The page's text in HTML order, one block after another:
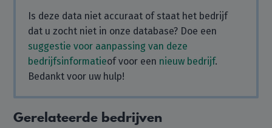
Is deze data niet accuraat of staat het bedrijf
dat u zocht niet in onze database? Doe een
suggestie voor aanpassing van deze
bedrijfsinformatieof voor een nieuw bedrijf.
Bedankt voor uw hulp!
Gerelateerde bedrijven